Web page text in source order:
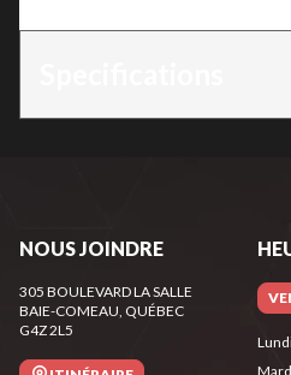
NOUS JOINDRE
305 BOULEVARD LA SALLE
BAIE-COMEAU , QUÉBEC
G4Z 2L5